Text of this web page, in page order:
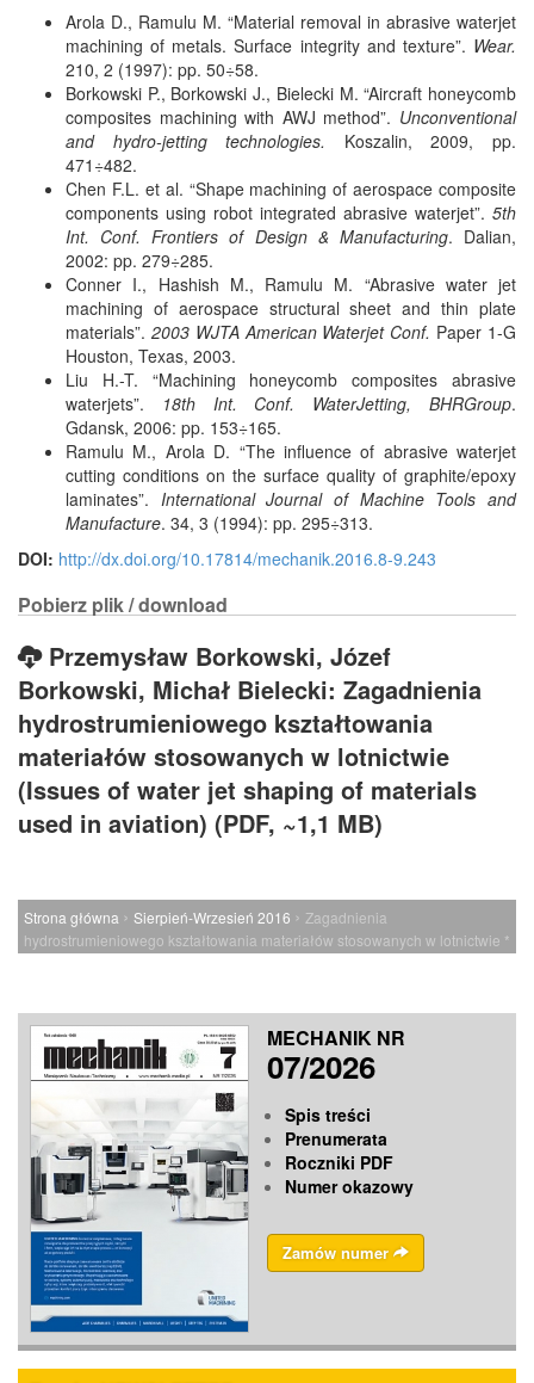
Arola D., Ramulu M. “Material removal in abrasive waterjet
machining of metals. Surface integrity and texture”. Wear.
210, 2 (1997): pp. 50÷58.
Borkowski P., Borkowski J., Bielecki M. “Aircraft honeycomb
composites machining with AWJ method”. Unconventional
and hydro-jetting technologies. Koszalin, 2009, pp.
471÷482.
Chen F.L. et al. “Shape machining of aerospace composite
components using robot integrated abrasive waterjet”. 5th
Int. Conf. Frontiers of Design & Manufacturing. Dalian,
2002: pp. 279÷285.
Conner I., Hashish M., Ramulu M. “Abrasive water jet
machining of aerospace structural sheet and thin plate
materials”. 2003 WJTA American Waterjet Conf. Paper 1-G
Houston, Texas, 2003.
Liu H.-T. “Machining honeycomb composites abrasive
waterjets”.
18th Int. Conf. WaterJetting, BHRGroup.
Gdansk, 2006: pp. 153÷165.
Ramulu M., Arola D. “The influence of abrasive waterjet
cutting conditions on the surface quality of graphite/epoxy
laminates”. International Journal of Machine Tools and
Manufacture. 34, 3 (1994): pp. 295÷313.
DOI: http://dx.doi.org/10.17814/mechanik.2016.8-9.243
Pobierz plik / download
Przemysław Borkowski, Józef
Borkowski, Michał Bielecki: Zagadnienia
hydrostrumieniowego kształtowania
materiałów stosowanych w lotnictwie
(Issues of water jet shaping of materials
used in aviation) (PDF, ~1,1 MB)
Strona główna › Sierpień-Wrzesień 2016 › Zagadnienia
hydrostrumieniowego kształtowania materiałów stosowanych w lotnictwie *
MECHANIK NR
07/2026
Spis treści
Prenumerata
Roczniki PDF
Numer okazowy
Zamów numer